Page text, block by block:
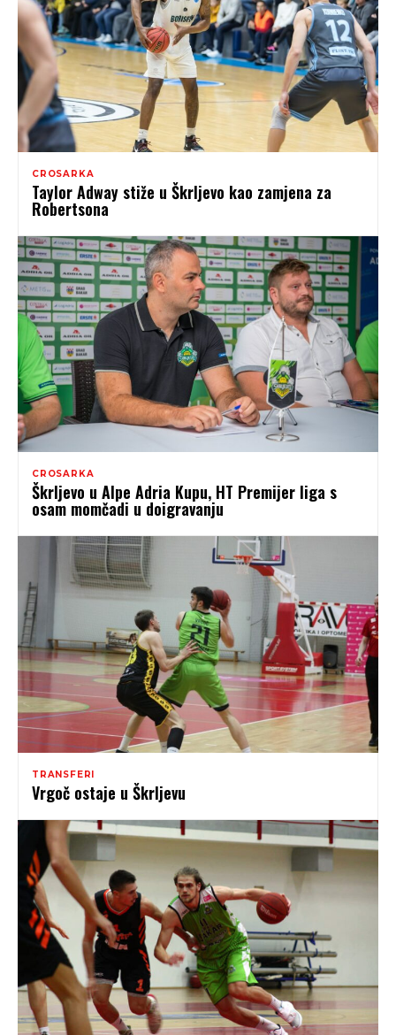
CROSARKA
Taylor Adway stiže u Škrljevo kao zamjena za
Robertsona
CROSARKA
Škrljevo u Alpe Adria Kupu, HT Premijer liga s
osam momčadi u doigravanju
TRANSFERI
Vrgoč ostaje u Škrljevu